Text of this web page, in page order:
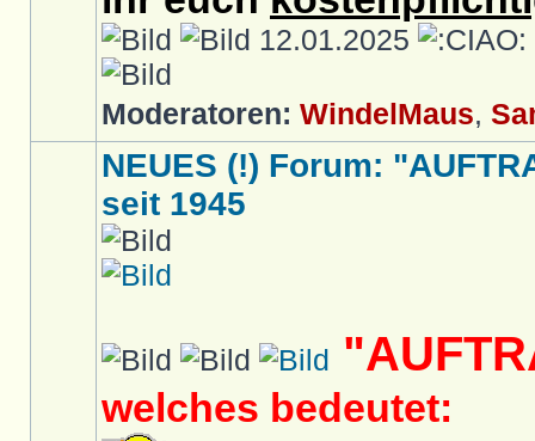
12.01.2025
Moderatoren: WindelMaus,
NEUES (!) Forum:
seit 1945
welches bedeutet: